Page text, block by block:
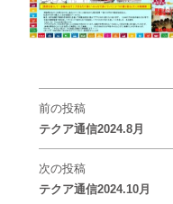
前の投稿
テクア通信2024.8月
次の投稿
テクア通信2024.10月